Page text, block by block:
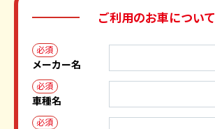
ご利用のお車について
必須
メーカー名
必須
車種名
必須